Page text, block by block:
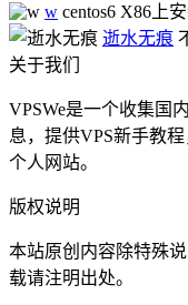
w centos6 X86上
逝水无痕
关于我们
VPSWe是一个收集国
息，提供VPS新手教
个人网站。
版权说明
本站原创内容除特殊
载请注明出处。